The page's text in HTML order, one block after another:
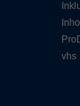
vhs